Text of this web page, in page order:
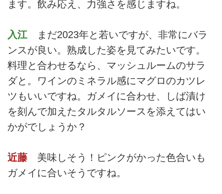
ます。飲み応え、力強さを感じますね。
入江 まだ2023年と若いですが、非常にバラ
ンスが良い。熟成した姿を見てみたいです。
料理と合わせるなら、マッシュルームのサラ
ダと。ワインのミネラル感にマグロのカツレ
ツもいいですね。ガメイに合わせ、しば漬け
を刻んで加えたタルタルソースを添えてはい
かがでしょうか？
近藤 美味しそう！ピンクがかった色合いも
ガメイに合いそうですね。